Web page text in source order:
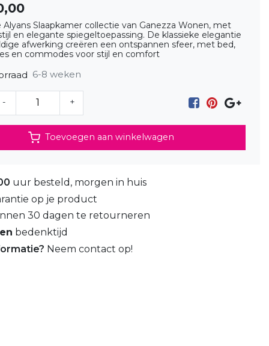
Slaapkamer collectie van Ganezza Wonen, met
en elegante spiegeltoepassing. De klassieke elegantie
afwerking creëren een ontspannen sfeer, met bed,
en commodes voor stijl en comfort
6-8 weken
- +
Toevoegen aan winkelwagen
uur besteld, morgen in huis
op je product
30 dagen te retourneren
bedenktijd
Neem contact op!